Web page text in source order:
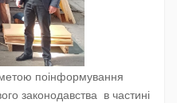
поінформування
законодавства в частині